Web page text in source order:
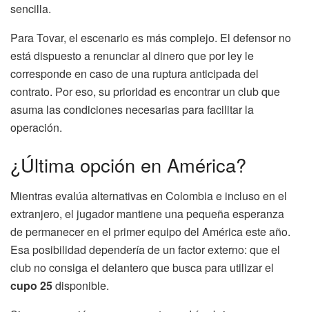
sencilla.
Para Tovar, el escenario es más complejo. El defensor no
está dispuesto a renunciar al dinero que por ley le
corresponde en caso de una ruptura anticipada del
contrato. Por eso, su prioridad es encontrar un club que
asuma las condiciones necesarias para facilitar la
operación.
¿Última opción en América?
Mientras evalúa alternativas en Colombia e incluso en el
extranjero, el jugador mantiene una pequeña esperanza
de permanecer en el primer equipo del América este año.
Esa posibilidad dependería de un factor externo: que el
club no consiga el delantero que busca para utilizar el
cupo 25disponible.